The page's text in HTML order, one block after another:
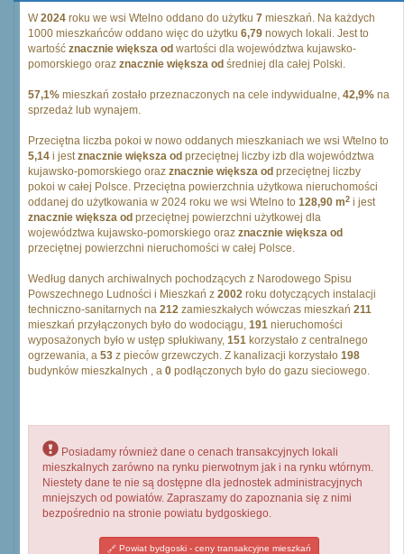
W2024 roku we wsi Wtelno oddano do użytku 7 mieszkań. Na każdych
1000 mieszkańców oddano więc do użytku 6,79 nowych lokali. Jest to
wartość znacznie większa od wartości dla województwa kujawsko-
pomorskiego oraz znacznie większa od średniej dla całej Polski.
57,1% mieszkań zostało przeznaczonych na cele indywidualne, 42,9% na
sprzedaż lub wynajem.
Przeciętna liczba pokoi w nowo oddanych mieszkaniach we wsi Wtelno to
5,14 i jestznacznie większa od przeciętnej liczby izb dla województwa
kujawsko-pomorskiego oraz znacznie większa od przeciętnej liczby
pokoi w całej Polsce. Przeciętna powierzchnia użytkowa nieruchomości
oddanej do użytkowania w 2024 roku we wsi Wtelno to 128,90 m2 i jest
znacznie większa od przeciętnej powierzchni użytkowej dla
województwa kujawsko-pomorskiego oraz znacznie większa od
przeciętnej powierzchni nieruchomości w całej Polsce.
Według danych archiwalnych pochodzących z Narodowego Spisu
Powszechnego Ludności i Mieszkań z 2002 roku dotyczących instalacji
techniczno-sanitarnych na 212 zamieszkałych wówczas mieszkań 211
mieszkań przyłączonych było do wodociągu, 191 nieruchomości
wyposażonych było w ustęp spłukiwany, 151 korzystało z centralnego
ogrzewania, a 53 z pieców grzewczych. Z kanalizacji korzystało 198
budynków mieszkalnych , a 0 podłączonych było do gazu sieciowego.
Posiadamy również dane o cenach transakcyjnych lokali
mieszkalnych zarówno na rynku pierwotnym jak i na rynku wtórnym.
Niestety dane te nie są dostępne dla jednostek administracyjnych
mniejszych od powiatów. Zapraszamy do zapoznania się z nimi
bezpośrednio na stronie powiatu bydgoskiego.
Powiat bydgoski - ceny transakcyjne mieszkań